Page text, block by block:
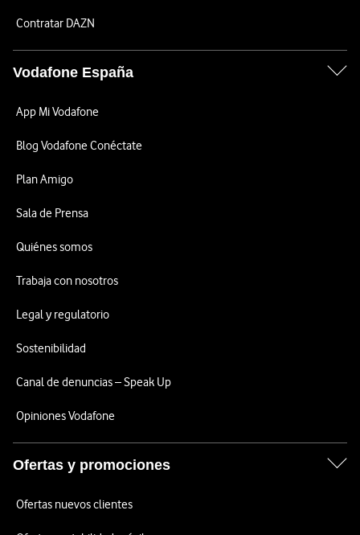
Contratar DAZN
Vodafone España
App Mi Vodafone
Blog Vodafone Conéctate
Plan Amigo
Sala de Prensa
Quiénes somos
Trabaja con nosotros
Legal y regulatorio
Sostenibilidad
Canal de denuncias – Speak Up
Opiniones Vodafone
Ofertas y promociones
Ofertas nuevos clientes